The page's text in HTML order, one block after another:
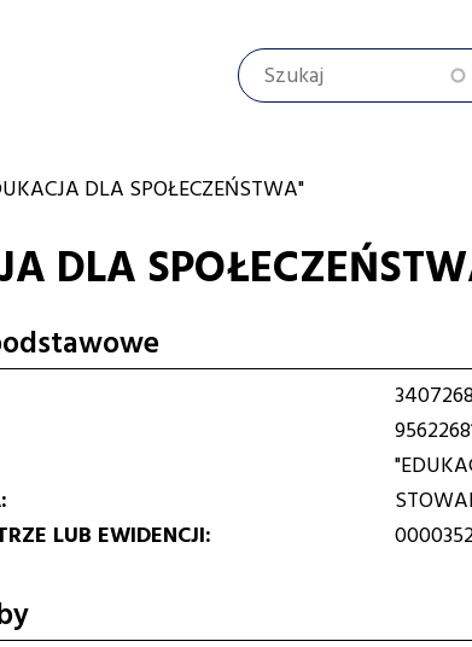
Szukaj
DLA SPOŁECZEŃSTWA"
DLA
LUB EWIDENCJI